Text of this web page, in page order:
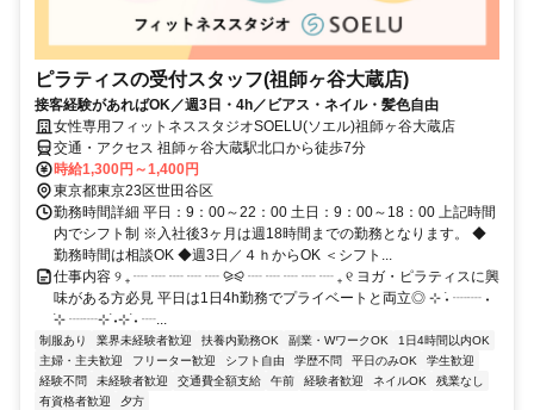
ピラティスの受付スタッフ(祖師ヶ谷大蔵店)
接客経験があればOK／週3日・4h／ビアス・ネイル・髪色自由
女性専用フィットネススタジオSOELU(ソエル)祖師ヶ谷大蔵店
交通・アクセス 祖師ヶ谷大蔵駅北口から徒歩7分
時給1,300円～1,400円
東京都東京23区世田谷区
勤務時間詳細 平日：9：00～22：00 土日：9：00～18：00 上記時間
内でシフト制 ※入社後3ヶ月は週18時間までの勤務となります。 ◆
勤務時間は相談OK ◆週3日／４ｈからOK ＜シフト...
仕事内容 ୨ ₊ ┈ ┈ ┈ ┈ ┈ ⪩⪨ ┈ ┈ ┈ ┈ ┈ ₊ ୧ ヨガ・ピラティスに興
味がある方必見 平日は1日4h勤務でプライベートと両立◎ ⊹ ࣪˖ ┈┈ ˖
࣪⊹ ┈┈⊹ ࣪˖⊹ ࣪˖ ┈...
制服あり 業界未経験者歓迎 扶養内勤務OK 副業・WワークOK
1日4時間以内OK
主婦・主夫歓迎
フリーター歓迎 シフト自由 学歴不問 平日のみOK
学生歓迎
経験不問
未経験者歓迎 交通費全額支給 午前 経験者歓迎 ネイルOK
残業なし
有資格者歓迎
夕方